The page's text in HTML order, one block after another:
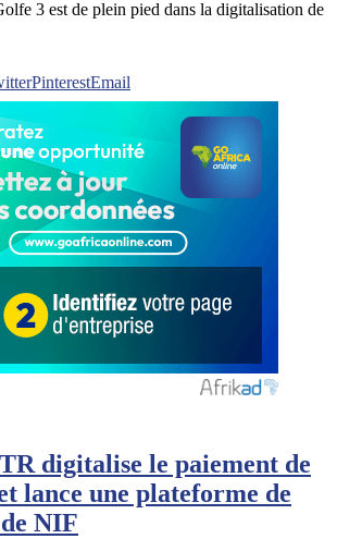
3 est de plein pied dans la digitalisation de
PinterestEmail
digitalise le paiement de
lance une plateforme de
NIF